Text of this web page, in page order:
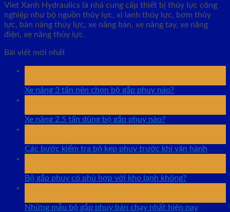
Viet Xanh Hydraulics là nhà cung cấp thiết bị thủy lực công
nghiệp như bộ nguồn thủy lực, xi lanh thủy lực, bơm thủy
lực, bàn nâng thủy lực, xe nâng bàn, xe nâng tay, xe nâng
điện, xe nâng thủy lực.
Bài viết mới nhất
Xe nâng 3 tấn nên chọn bộ gắp phuy nào?
Xe nâng 2.5 tấn dùng bộ gắp phuy nào?
Các bước kiểm tra bộ kẹp phuy trước khi vận hành
Bộ gắp phuy có phù hợp với kho lạnh không?
Những mẫu bộ gắp phuy bán chạy nhất hiện nay